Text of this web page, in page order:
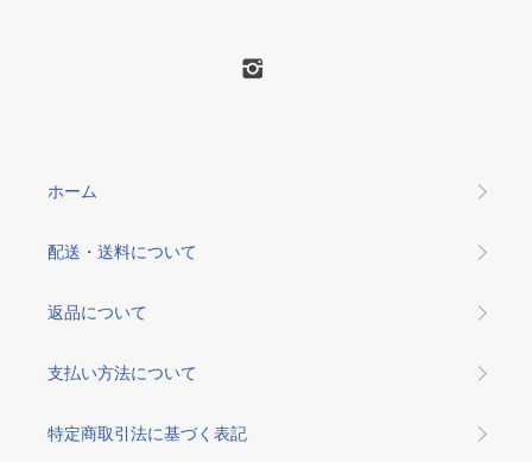
ホーム
配送・送料について
返品について
支払い方法について
特定商取引法に基づく表記